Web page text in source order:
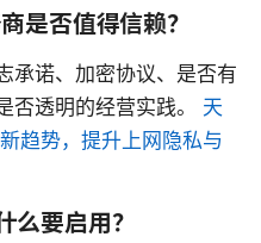
是否值得信赖？
承诺、加密协议、是否有
否透明的经营实践。 天
趋势，提升上网隐私与
要启用？